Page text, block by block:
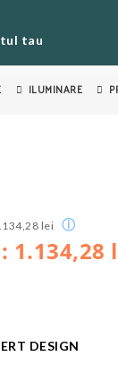
tau
ILUMINARE
1.134,28
lei ⓘ
DESIGN